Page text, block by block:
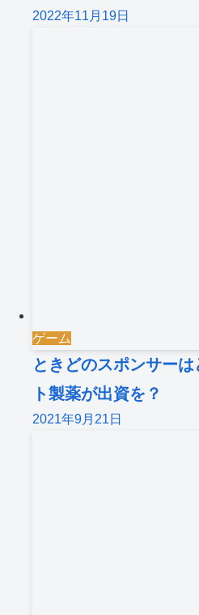
2022年11月19日
ゲーム
ときどのスポンサー
ト製薬が出資を？
2021年9月21日